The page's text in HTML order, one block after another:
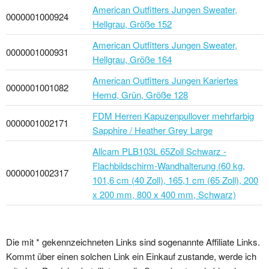
0000001000924
American Outfitters Jungen Sweater,
Hellgrau, Größe 152
0000001000931
American Outfitters Jungen Sweater,
Hellgrau, Größe 164
0000001001082
American Outfitters Jungen Kariertes
Hemd, Grün, Größe 128
0000001002171
FDM Herren Kapuzenpullover mehrfarbig
Sapphire / Heather Grey Large
0000001002317
Allcam PLB103L 65Zoll Schwarz -
Flachbildschirm-Wandhalterung (60 kg,
101,6 cm (40 Zoll), 165,1 cm (65 Zoll), 200
x 200 mm, 800 x 400 mm, Schwarz)
Die mit * gekennzeichneten Links sind sogenannte Affiliate Links.
Kommt über einen solchen Link ein Einkauf zustande, werde ich